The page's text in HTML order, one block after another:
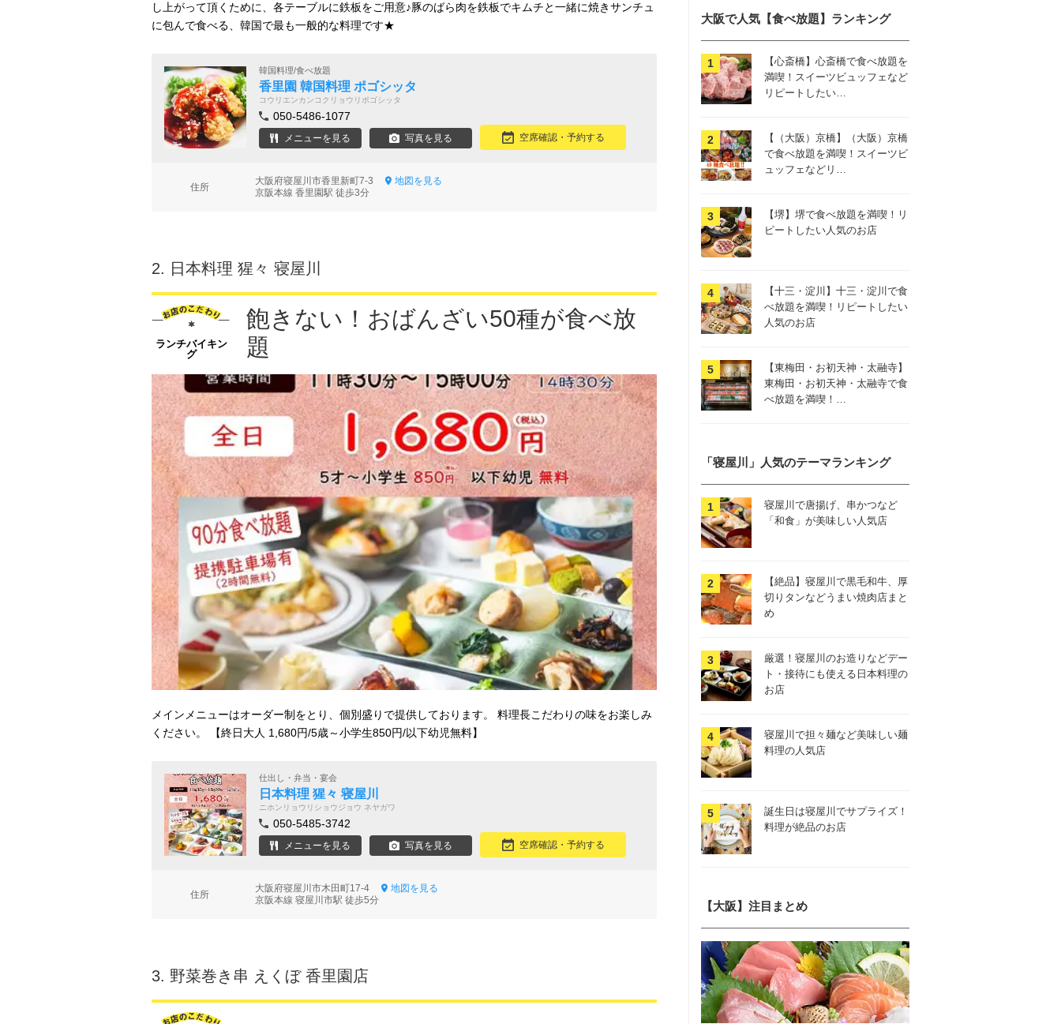
し上がって頂くために、各テーブルに鉄板をご用意♪豚のばら肉を鉄板でキムチと一緒に焼きサンチュ
に包んで食べる、韓国で最も一般的な料理です★
韓国料理/食べ放題
香里園 韓国料理 ポゴシッタ
コウリエンカンコクリョウリポゴシッタ
050-5486-1077
メニューを見る 写真を見る 空席確認・予約する
住所
大阪府寝屋川市香里新町7-3
地図を見る
京阪本線 香里園駅 徒歩3分
2. 日本料理 猩々 寝屋川
ランチバイキン
グ
飽きない！おばんざい50種が食べ放
題
メインメニューはオーダー制をとり、個別盛りで提供しております。 料理長こだわりの味をお楽しみ
ください。 【終日大人 1,680円/5歳～小学生850円/以下幼児無料】
仕出し・弁当・宴会
日本料理 猩々 寝屋川
ニホンリョウリショウジョウ ネヤガワ
050-5485-3742
メニューを見る 写真を見る 空席確認・予約する
住所
大阪府寝屋川市木田町17-4
地図を見る
京阪本線 寝屋川市駅 徒歩5分
3. 野菜巻き串 えくぼ 香里園店
大阪で人気【食べ放題】ランキング
【心斎橋】心斎橋で食べ放題を
満喫！スイーツビュッフェなど
リピートしたい…
【（大阪）京橋】（大阪）京橋
で食べ放題を満喫！スイーツビ
ュッフェなどリ…
【堺】堺で食べ放題を満喫！リ
ピートしたい人気のお店
【十三・淀川】十三・淀川で食
べ放題を満喫！リピートしたい
人気のお店
【東梅田・お初天神・太融寺】
東梅田・お初天神・太融寺で食
べ放題を満喫！…
「寝屋川」人気のテーマランキング
寝屋川で唐揚げ、串かつなど
「和食」が美味しい人気店
【絶品】寝屋川で黒毛和牛、厚
切りタンなどうまい焼肉店まと
め
厳選！寝屋川のお造りなどデー
ト・接待にも使える日本料理の
お店
寝屋川で担々麺など美味しい麺
料理の人気店
誕生日は寝屋川でサプライズ！
料理が絶品のお店
【大阪】注目まとめ